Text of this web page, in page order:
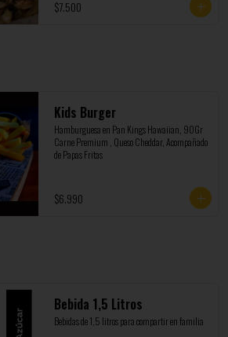
$7.500
Kids Burger
Hamburguesa en Pan Kings Hawaiian, 90Gr
Carne Premium , Queso Cheddar, Acompañado
de Papas Fritas
$6.990
Bebida 1,5 Litros
Bebidas de 1,5 litros para compartir en familia